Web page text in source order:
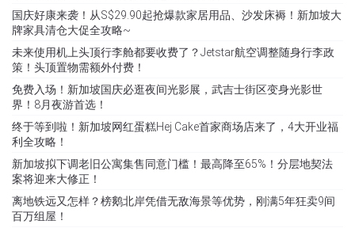
国庆好康来袭！从S$29.90起抢爆款家居用品、沙发床褥！新加坡大
牌家具清仓大促全攻略~
未来使用机上头顶行李舱都要收费了？Jetstar航空调整随身行李政
策！头顶置物需额外付费！
免费入场！新加坡国庆必逛夜间光影展，武吉士街区变身光影世
界！8月夜游首选！
终于等到啦！新加坡网红蛋糕Hej Cake首家商场店来了，4大开业福
利全攻略！
新加坡拟下调老旧公寓集售同意门槛！最高降至65%！分层地契法
案将迎来大修正！
离地铁远又怎样？榜鹅北岸凭借无敌海景等优势，刚满5年狂卖9间
百万组屋！